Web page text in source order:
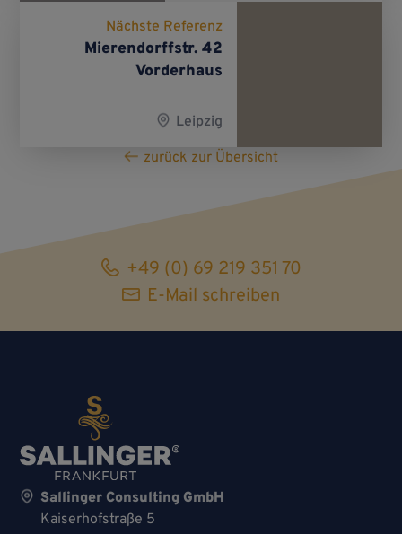
Nächste Referenz
Mierendorffstr. 42
Vorderhaus
Leipzig
zurück zur Übersicht
+49 (0) 69 219 351 70
E-Mail schreiben
Sallinger Consulting GmbH
Kaiserhof­straße 5